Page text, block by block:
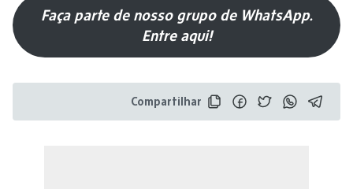
Faça parte de nosso grupo de WhatsApp.
Entre aqui!
Compartilhar